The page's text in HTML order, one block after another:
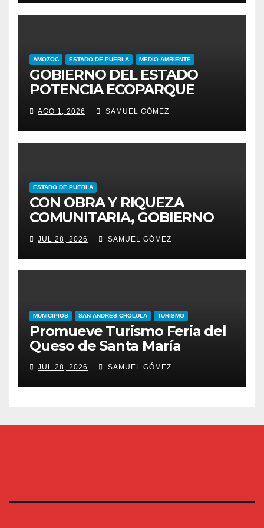
IZTA-POPO
AMOZOC ESTADO DE PUEBLA MEDIO AMBIENTE
GOBIERNO DEL ESTADO
POTENCIA ECOPARQUE
PENSAR EN GRANDE COMO
REFERENTE AMBIENTAL
AGO 1, 2026 SAMUEL GÓMEZ
ESTADO DE PUEBLA
CON OBRA Y RIQUEZA
COMUNITARIA, GOBIERNO
ESTATAL INCENTIVA AL
TALENTO ARTESANAL
JUL 28, 2026 SAMUEL GÓMEZ
MUNICIPIOS SAN ANDRÉS CHOLULA TURISMO
Promueve Turismo Feria del
Queso de Santa María
JUL 28, 2026 SAMUEL GÓMEZ